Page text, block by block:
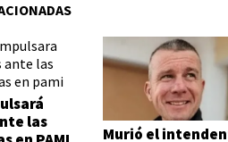
las
Murió el